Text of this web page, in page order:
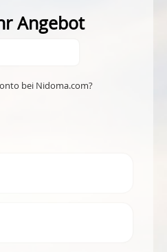
Angebot
bei Nidoma.com?